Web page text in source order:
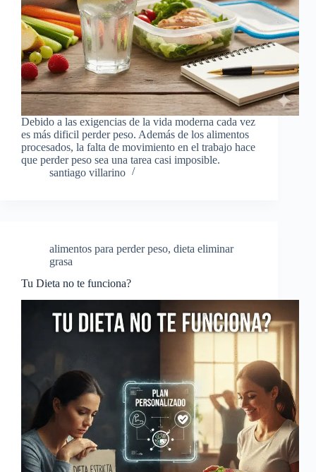
Debido a las exigencias de la vida moderna cada vez
es más dificil perder peso. Además de los alimentos
procesados, la falta de movimiento en el trabajo hace
que perder peso sea una tarea casi imposible.
santiago villarino
alimentos para perder peso, dieta eliminar
grasa
Tu Dieta no te funciona?